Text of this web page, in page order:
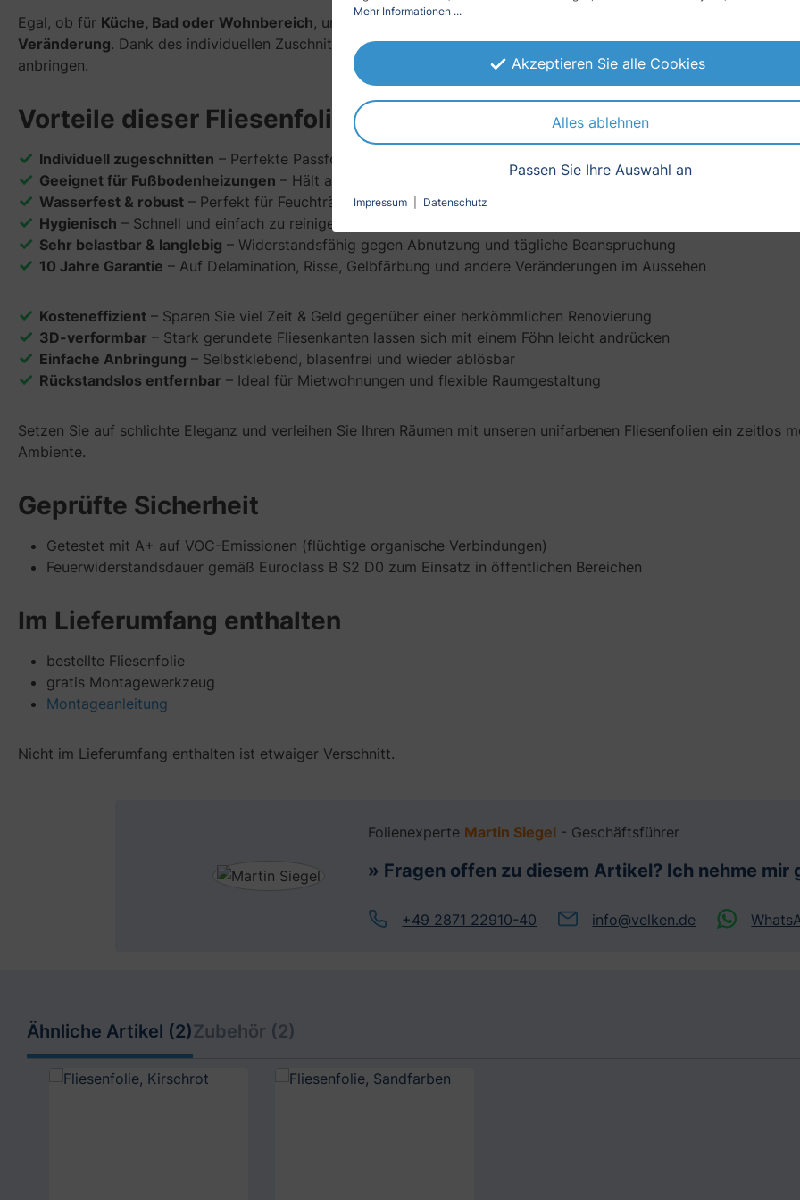
Egal, ob für Küche, Bad oder Wohnbereich, unsere Folien sind die ideale Lösung für eine
Veränderung. Dank des individuellen Zuschnitts passen sie perfekt zu Ihren Fliesenmaßen und lassen sich mühelos
anbringen.
Vorteile dieser Fliesenfolie:
Individuell zugeschnitten – Perfekte Passform für Ihre Fliesen
Geeignet für Fußbodenheizungen – Hält auch bei warmen Böden zuverlässig
Wasserfest & robust – Perfekt für Feuchträume wie Bad, Dusche & Küche
Hygienisch – Schnell und einfach zu reinigen, verhindert Schimmel- und Fleckenbildung
Sehr belastbar & langlebig – Widerstandsfähig gegen Abnutzung und tägliche Beanspruchung
10 Jahre Garantie – Auf Delamination, Risse, Gelbfärbung und andere Veränderungen im Aussehen
Kosteneffizient – Sparen Sie viel Zeit & Geld gegenüber einer herkömmlichen Renovierung
3D-verformbar – Stark gerundete Fliesenkanten lassen sich mit einem Föhn leicht andrücken
Einfache Anbringung – Selbstklebend, blasenfrei und wieder ablösbar
Rückstandslos entfernbar – Ideal für Mietwohnungen und flexible Raumgestaltung
Setzen Sie auf schlichte Eleganz und verleihen Sie Ihren Räumen mit unseren unifarbenen Fliesenfolien ein zeitlos
Ambiente.
Geprüfte Sicherheit
Getestet mit A+ auf VOC-Emissionen (flüchtige organische Verbindungen)
Feuerwiderstandsdauer gemäß Euroclass B S2 D0 zum Einsatz in öffentlichen Bereichen
Im Lieferumfang enthalten
bestellte Fliesenfolie
gratis Montagewerkzeug
Montageanleitung
Nicht im Lieferumfang enthalten ist etwaiger Verschnitt.
Folienexperte Martin Siegel - Geschäftsführer
» Fragen offen zu diesem Artikel? Ich nehme mir
+49 2871 22910-40 info@velken.de
Ähnliche Artikel (2)Zubehör (2)
Mehr Informationen ...
Akzeptieren Sie alle Cookies
Alles ablehnen
Passen Sie Ihre Auswahl an
Impressum Datenschutz